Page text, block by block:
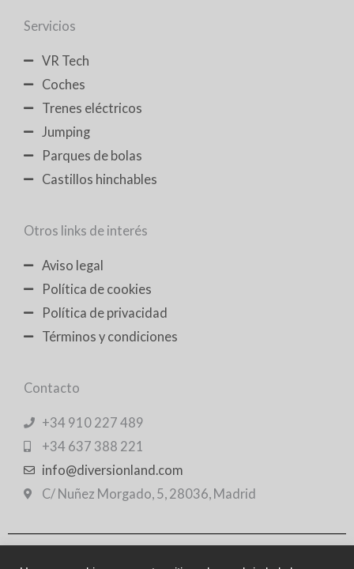
Servicios
VR Tech
Coches
Trenes eléctricos
Jumping
Parques de bolas
Castillos hinchables
Otros links de interés
Aviso legal
Política de cookies
Política de privacidad
Términos y condiciones
Contacto
+34 910 227 489
+34 637 388 221
info@diversionland.com
C/ Nuñez Morgado, 5, 28036, Madrid